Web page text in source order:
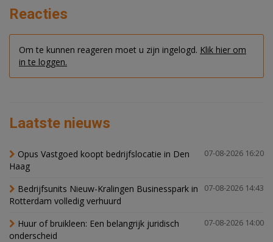
Reacties
Om te kunnen reageren moet u zijn ingelogd. Klik hier om
in te loggen.
Laatste nieuws
07-08-2026 16:20
Opus Vastgoed koopt bedrijfslocatie in Den
Haag
07-08-2026 14:43
Bedrijfsunits Nieuw-Kralingen Businesspark in
Rotterdam volledig verhuurd
07-08-2026 14:00
Huur of bruikleen: Een belangrijk juridisch
onderscheid